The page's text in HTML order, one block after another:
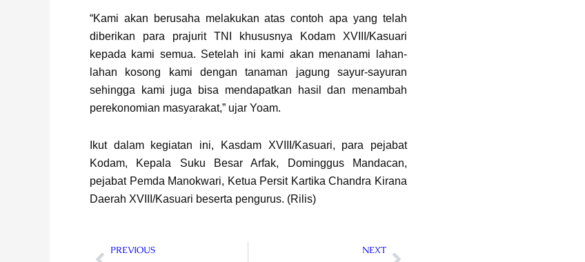
“Kami akan berusaha melakukan atas contoh apa yang telah
diberikan para prajurit TNI khususnya Kodam XVIII/Kasuari
kepada kami semua. Setelah ini kami akan menanami lahan-
lahan kosong kami dengan tanaman jagung sayur-sayuran
sehingga kami juga bisa mendapatkan hasil dan menambah
perekonomian masyarakat,” ujar Yoam.
Ikut dalam kegiatan ini, Kasdam XVIII/Kasuari, para pejabat
Kodam, Kepala Suku Besar Arfak, Dominggus Mandacan,
pejabat Pemda Manokwari, Ketua Persit Kartika Chandra Kirana
Daerah XVIII/Kasuari beserta pengurus. (Rilis)
Prev
PREVIOUS NEXTNext